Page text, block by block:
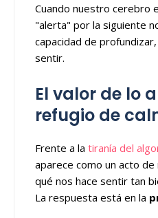
Cuando nuestro cerebro
"alerta" por la siguiente
capacidad de
sentir.
El valor de lo
refugio de
Frente a la tiranía del
aparece como un acto
qué nos hace sentir tan
La respuesta está en la